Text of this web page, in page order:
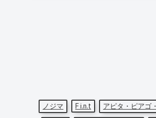
ノジマ F i.n.t アピタ・ピアゴ